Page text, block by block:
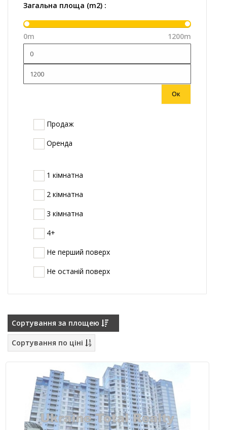
Загальна площа (m2) :
0m 1200m
Ок
Продаж
Оренда
1 кімнатна
2 кімнатна
3 кімнатна
4+
Не перший поверх
Не останій поверх
Сортування за площею
Сортування по ціні